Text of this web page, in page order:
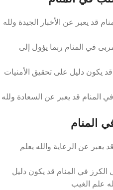
قد يعبر عن الأخبار الجيدة ولله
في المنام ربما يؤول إلى
قد يكون دليل على تحقيق الأمنيات
المنام قد يعبر عن السعادة ولله
المنام
عن الرعاية والله يعلم
في المنام قد يكون دليل
علم الغيب